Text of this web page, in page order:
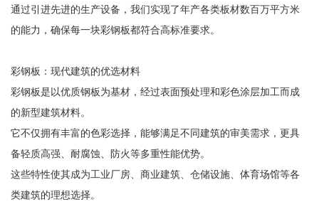
通过引进先进的生产设备，我们实现了年产各类板材数百万平方米
的能力，确保每一块彩钢板都符合高标准要求。
彩钢板：现代建筑的优选材料
彩钢板是以优质钢板为基材，经过表面预处理和彩色涂层加工而成
的新型建筑材料。
它不仅拥有丰富的色彩选择，能够满足不同建筑的审美需求，更具
备轻质高强、耐腐蚀、防火等多重性能优势。
这些特性使其成为工业厂房、商业建筑、仓储设施、体育场馆等各
类建筑的理想选择。